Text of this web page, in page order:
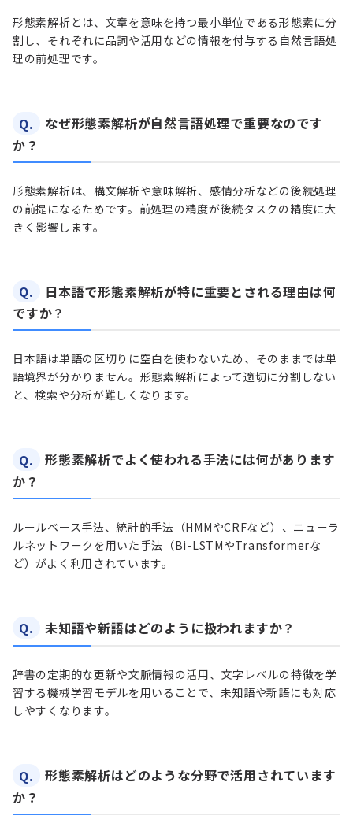
形態素解析とは、文章を意味を持つ最小単位である形態素に分
割し、それぞれに品詞や活用などの情報を付与する自然言語処
理の前処理です。
Q.
なぜ形態素解析が自然言語処理で重要なのです
か？
形態素解析は、構文解析や意味解析、感情分析などの後続処理
の前提になるためです。前処理の精度が後続タスクの精度に大
きく影響します。
Q.
日本語で形態素解析が特に重要とされる理由は何
ですか？
日本語は単語の区切りに空白を使わないため、そのままでは単
語境界が分かりません。形態素解析によって適切に分割しない
と、検索や分析が難しくなります。
Q.
形態素解析でよく使われる手法には何があります
か？
ルールベース手法、統計的手法（HMMやCRFなど）、ニューラ
ルネットワークを用いた手法（Bi-LSTMやTransformerな
ど）がよく利用されています。
Q. 未知語や新語はどのように扱われますか？
辞書の定期的な更新や文脈情報の活用、文字レベルの特徴を学
習する機械学習モデルを用いることで、未知語や新語にも対応
しやすくなります。
Q.
形態素解析はどのような分野で活用されています
か？